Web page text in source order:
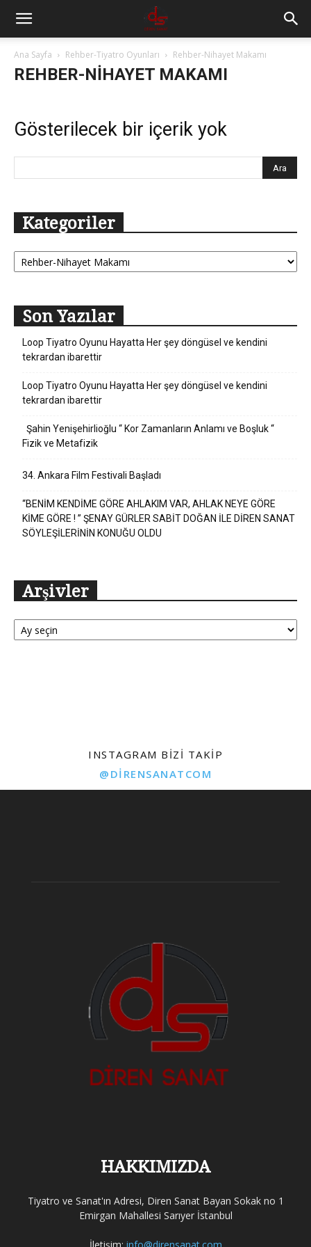
Ana Sayfa Rehber-Tiyatro Oyunları Rehber-Nihayet Makamı
REHBER-NIHAYET MAKAMI
Gösterilecek bir içerik yok
Kategoriler
Kategoriler
Son Yazılar
Loop Tiyatro Oyunu Hayatta Her şey döngüsel ve kendini
tekrardan ibarettir
Loop Tiyatro Oyunu Hayatta Her şey döngüsel ve kendini
tekrardan ibarettir
Şahin Yenişehirlioğlu “ Kor Zamanların Anlamı ve Boşluk “
Fizik ve Metafizik
34. Ankara Film Festivali Başladı
“BENİM KENDİME GÖRE AHLAKIM VAR, AHLAK NEYE GÖRE
KİME GÖRE ! ” ŞENAY GÜRLER SABİT DOĞAN İLE DİREN SANAT
SÖYLEŞİLERİNİN KONUĞU OLDU
Arşivler
Arşivler
INSTAGRAM BIZI TAKIP
@DIRENSANATCOM
HAKKIMIZDA
Tiyatro ve Sanat'ın Adresi, Diren Sanat Bayan Sokak no 1
Emirgan Mahallesi Sarıyer İstanbul
İletişim: info@dirensanat.com